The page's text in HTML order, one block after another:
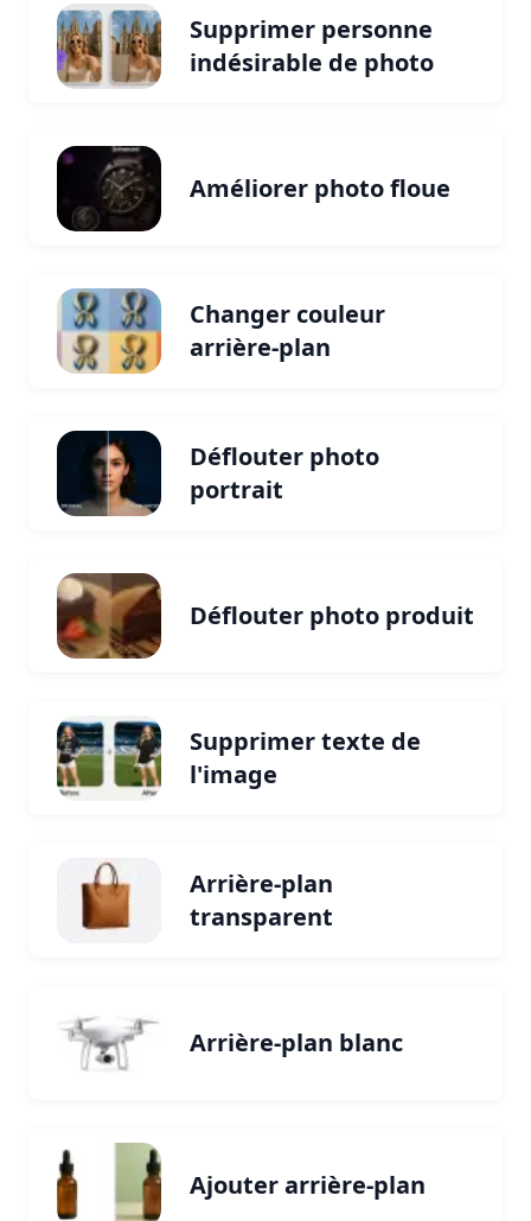
Supprimer personne
indésirable de photo
Améliorer photo floue
Changer couleur
arrière-plan
Déflouter photo
portrait
Déflouter photo produit
Supprimer texte de
l'image
Arrière-plan
transparent
Arrière-plan blanc
Ajouter arrière-plan